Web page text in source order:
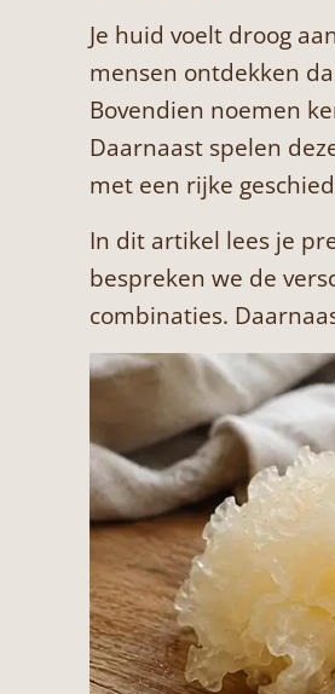
Je huid voelt droog
mensen ontdekken
Bovendien noemen
Daarnaast spelen
met een rijke
In dit artikel lees je
bespreken we de
combinaties.